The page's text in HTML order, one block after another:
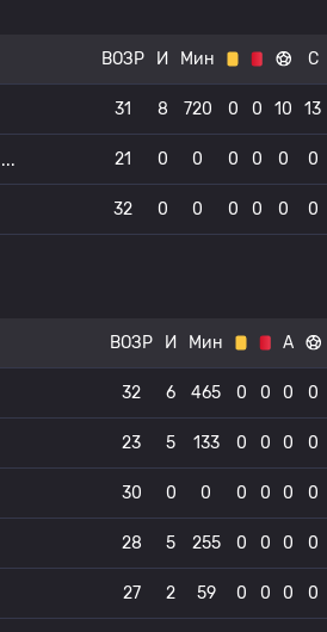
ВОЗР И Мин С
31 8 720 0 0 10 13
21 0 0 0 0 0 0
32 0 0 0 0 0 0
ВОЗР И Мин А
32 6 465 0 0 0 0
23 5 133 0 0 0 0
30 0 0 0 0 0 0
28 5 255 0 0 0 0
27 2 59 0 0 0 0